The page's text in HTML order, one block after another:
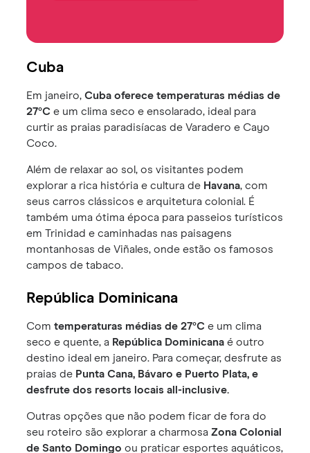
Cuba
Em janeiro,Cuba oferece temperaturas médias de
27°C e um clima seco e ensolarado, ideal para
curtir as praias paradisíacas de Varadero e Cayo
Coco.
Além de relaxar ao sol, os visitantes podem
explorar a rica história e cultura de Havana, com
seus carros clássicos e arquitetura colonial. É
também uma ótima época para passeios turísticos
em Trinidad e caminhadas nas paisagens
montanhosas de Viñales, onde estão os famosos
campos de tabaco.
República Dominicana
Comtemperaturas médias de 27°C e um clima
seco e quente, a República Dominicana é outro
destino ideal em janeiro. Para começar, desfrute as
praias de Punta Cana, Bávaro e Puerto Plata, e
desfrute dos resorts locais all-inclusive.
Outras opções que não podem ficar de fora do
seu roteiro são explorar a charmosaZona Colonial
de Santo Domingo ou praticar esportes aquáticos,